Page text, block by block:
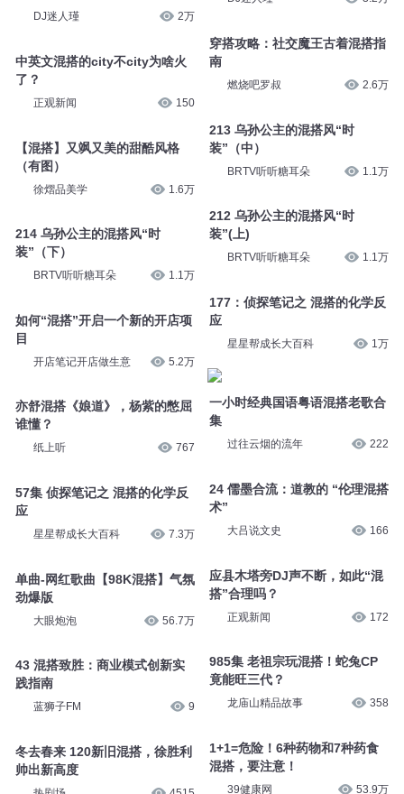
DJ迷人瑾 2万
中英文混搭的city不city为啥火
了？
正观新闻 150
【混搭】又飒又美的甜酷风格
（有图）
徐熠品美学 1.6万
214 乌孙公主的混搭风“时
装”（下）
BRTV听听糖耳朵 1.1万
如何“混搭”开启一个新的开店项
目
开店笔记开店做生意 5.2万
亦舒混搭《娘道》，杨紫的憋屈
谁懂？
纸上听 767
57集 侦探笔记之 混搭的化学反
应
星星帮成长大百科 7.3万
单曲-网红歌曲【98K混搭】气氛
劲爆版
大眼炮泡 56.7万
43 混搭致胜：商业模式创新实
践指南
蓝狮子FM 9
冬去春来 120新旧混搭，徐胜利
帅出新高度
穿搭攻略：社交魔王古着混搭指
南
燃烧吧罗叔 2.6万
213 乌孙公主的混搭风“时
装”（中）
BRTV听听糖耳朵 1.1万
212 乌孙公主的混搭风“时
装”(上)
BRTV听听糖耳朵 1.1万
177：侦探笔记之 混搭的化学反
应
星星帮成长大百科 1万
一小时经典国语粤语混搭老歌合
集
过往云烟的流年 222
24 儒墨合流：道教的 “伦理混搭
术”
大吕说文史 166
应县木塔旁DJ声不断，如此“混
搭”合理吗？
正观新闻 172
985集 老祖宗玩混搭！蛇兔CP
竟能旺三代？
龙庙山精品故事 358
1+1=危险！6种药物和7种药食
混搭，要注意！
39健康网 53.9万